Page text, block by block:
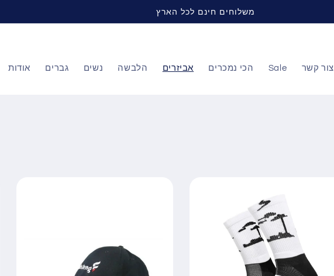
משלוחים חינם לכל הארץ
אודות גברים נשים הלבשה אביזרים הכי נמכרים Sale צור קשר